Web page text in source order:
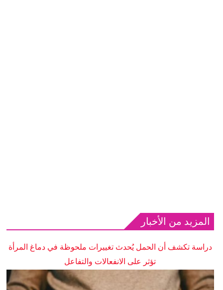
المزيد من الأخبار
دراسة تكشف أن الحمل يُحدث تغييرات ملحوظة في دماغ المرأة
تؤثر على الانفعالات والتفاعل